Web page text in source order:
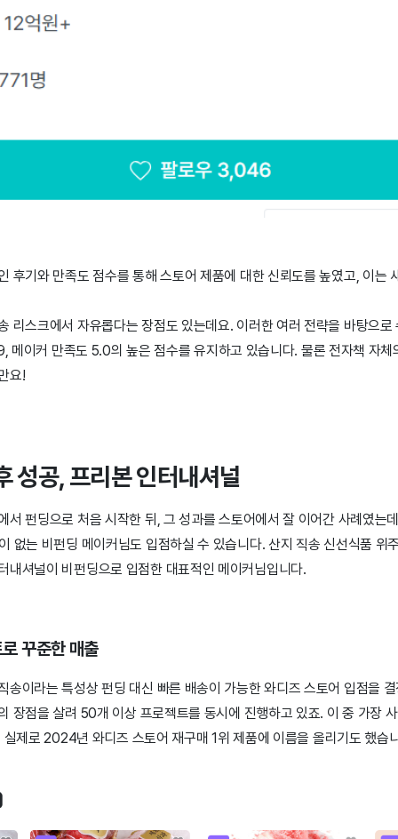
후기와 만족도 점수를 통해 스토어 제품에 대한 신뢰도를 높였고, 이는
리스크에서 자유롭다는 장점도 있는데요. 이러한 여러 전략을 바탕으
메이커 만족도 5.0의 높은 점수를 유지하고 있습니다. 물론 전자책 자체
요!
성공, 프리본 인터내셔널
서 펀딩으로 처음 시작한 뒤, 그 성과를 스토어에서 잘 이어간 사례였는
없는 비펀딩 메이커님도 입점하실 수 있습니다. 산지 직송 신선식품 위
내셔널이 비펀딩으로 입점한 대표적인 메이커님입니다.
꾸준한 매출
송이라는 특성상 펀딩 대신 빠른 배송이 가능한 와디즈 스토어 입점을
장점을 살려 50개 이상 프로젝트를 동시에 진행하고 있죠. 이 중 가장
제로 2024년 와디즈 스토어 재구매 1위 제품에 이름을 올리기도 했습